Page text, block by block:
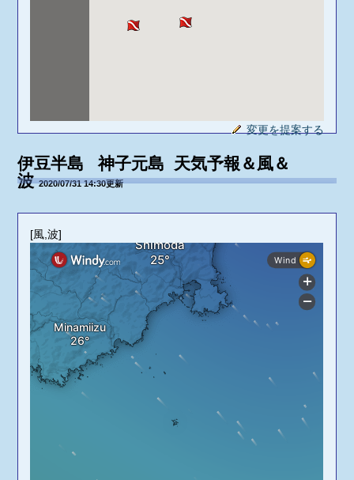
変更を提案する
伊豆半島 神子元島 天気予報＆風＆
波2020/07/31 14:30更新
[風,波]